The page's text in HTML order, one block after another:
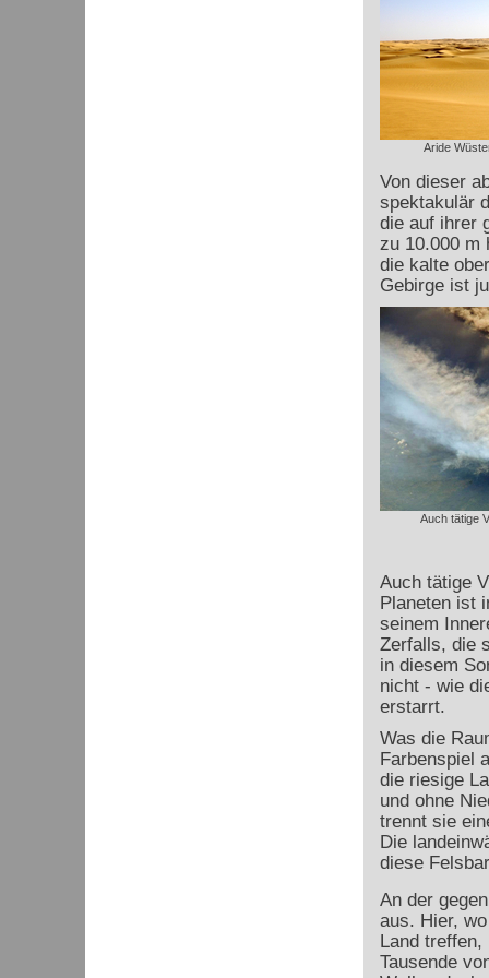
Aride
Von dieser
spektakulär
die auf ihrer
zu 10.000 m
die kalte
Gebirge ist
Auch tätige
Auch tätige
Planeten ist
seinem
Zerfalls, die
in diesem
nicht - wie
erstarrt.
Was die
Farbenspiel
die riesige
und ohne
trennt sie
Die
diese
An der
aus. Hier,
Land
Tausende